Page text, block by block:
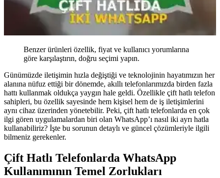
Benzer ürünleri özellik, fiyat ve kullanıcı yorumlarına
göre karşılaştırın, doğru seçimi yapın.
Günümüzde iletişimin hızla değiştiği ve teknolojinin hayatımızın her
alanına nüfuz ettiği bir dönemde, akıllı telefonlarımızda birden fazla
hattı kullanmak oldukça yaygın hale geldi. Özellikle çift hatlı telefon
sahipleri, bu özellik sayesinde hem kişisel hem de iş iletişimlerini
aynı cihaz üzerinden yönetebilir. Peki, çift hatlı telefonlarda en çok
ilgi gören uygulamalardan biri olan WhatsApp’ı nasıl iki ayrı hatla
kullanabiliriz? İşte bu sorunun detaylı ve güncel çözümleriyle ilgili
bilmeniz gerekenler.
Çift Hatlı Telefonlarda WhatsApp
Kullanımının Temel Zorlukları